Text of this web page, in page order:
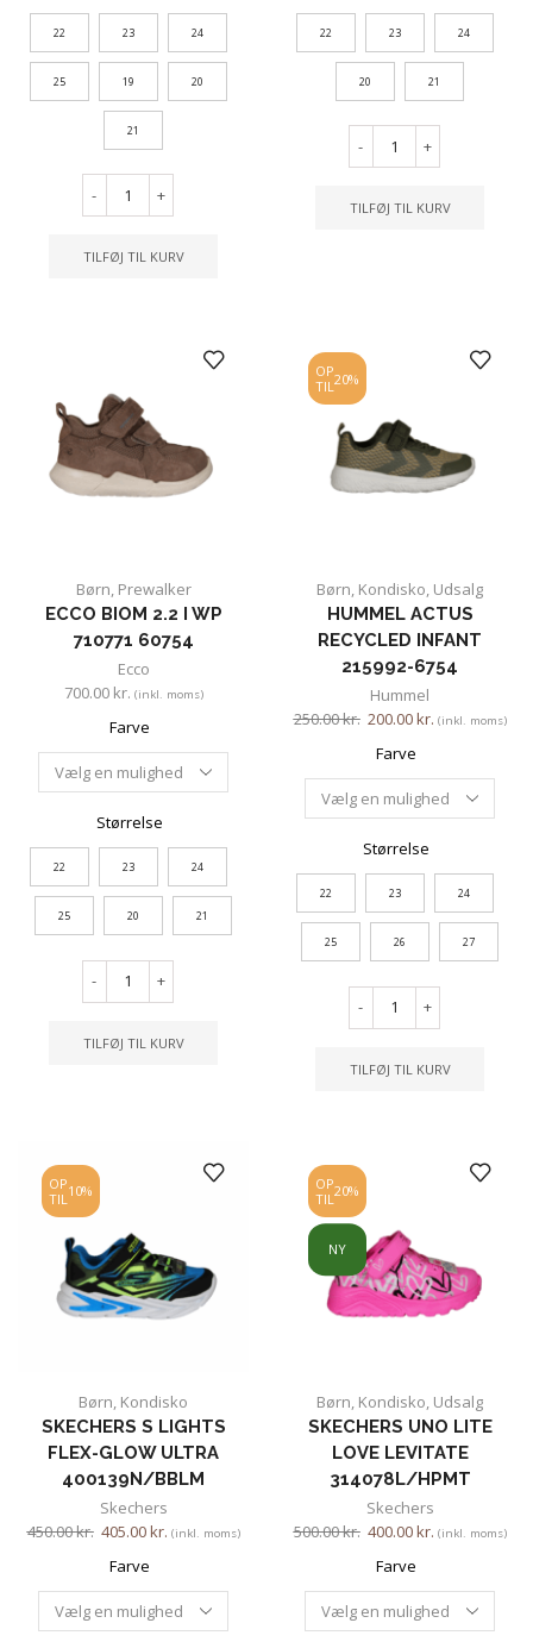
22 23 24
25 19 20
21
- +
TILFØJ TIL KURV
22 23 24
20 21
- +
TILFØJ TIL KURV
Børn, Prewalker
ECCO BIOM 2.2 I WP
710771 60754
Ecco
700.00 kr. (inkl. moms)
Farve
Størrelse
22 23 24
25 20 21
- +
TILFØJ TIL KURV
OP
TIL20%
Børn, Kondisko, Udsalg
HUMMEL ACTUS
RECYCLED INFANT
215992-6754
Hummel
250.00kr. 200.00kr. (inkl. moms)
Farve
Størrelse
22 23 24
25 26 27
- +
TILFØJ TIL KURV
OP
TIL 10%
Børn, Kondisko
SKECHERS S LIGHTS
FLEX-GLOW ULTRA
400139N/BBLM
Skechers
450.00kr. 405.00kr. (inkl. moms)
Farve
OP
TIL 20%
NY
Børn, Kondisko, Udsalg
SKECHERS UNO LITE
LOVE LEVITATE
314078L/HPMT
Skechers
500.00kr. 400.00kr. (inkl. moms)
Farve